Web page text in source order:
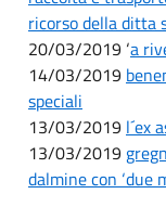
ricorso della ditta
20/03/2019 ‘a
14/03/2019
speciali
13/03/2019 l´ex
13/03/2019
dalmine con ‘due